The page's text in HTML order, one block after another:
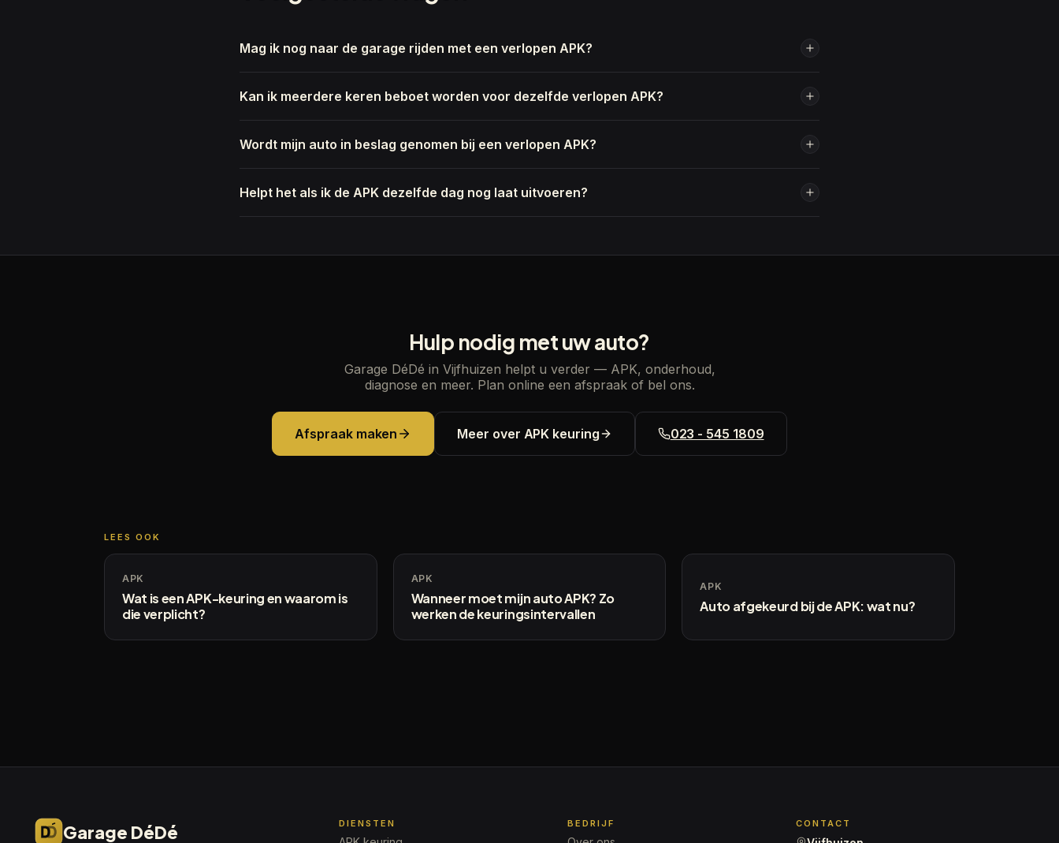
Mag ik nog naar de garage rijden met een verlopen APK?
Kan ik meerdere keren beboet worden voor dezelfde verlopen APK?
Wordt mijn auto in beslag genomen bij een verlopen APK?
Helpt het als ik de APK dezelfde dag nog laat uitvoeren?
Hulp nodig met uw auto?
Garage DéDé in Vijfhuizen helpt u verder — APK, onderhoud,
diagnose en meer. Plan online een afspraak of bel ons.
Afspraak maken Meer over APK keuring 023 - 545 1809
LEES OOK
APK
Wat is een APK-keuring en waarom is
die verplicht?
APK
Wanneer moet mijn auto APK? Zo
werken de keuringsintervallen
APK
Auto afgekeurd bij de APK: wat nu?
Garage DéDé DIENSTEN BEDRIJF CONTACT